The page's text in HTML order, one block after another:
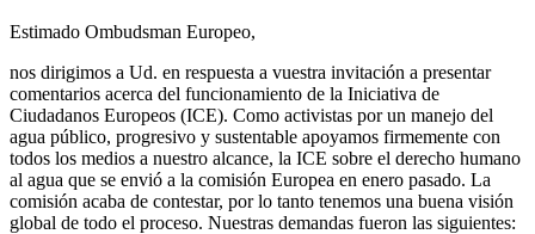
Estimado Ombudsman Europeo,
nos dirigimos a Ud. en respuesta a vuestra invitación a presentar
comentarios acerca del funcionamiento de la Iniciativa de
Ciudadanos Europeos (ICE). Como activistas por un manejo del
agua público, progresivo y sustentable apoyamos firmemente con
todos los medios a nuestro alcance, la ICE sobre el derecho humano
al agua que se envió a la comisión Europea en enero pasado. La
comisión acaba de contestar, por lo tanto tenemos una buena visión
global de todo el proceso. Nuestras demandas fueron las siguientes: